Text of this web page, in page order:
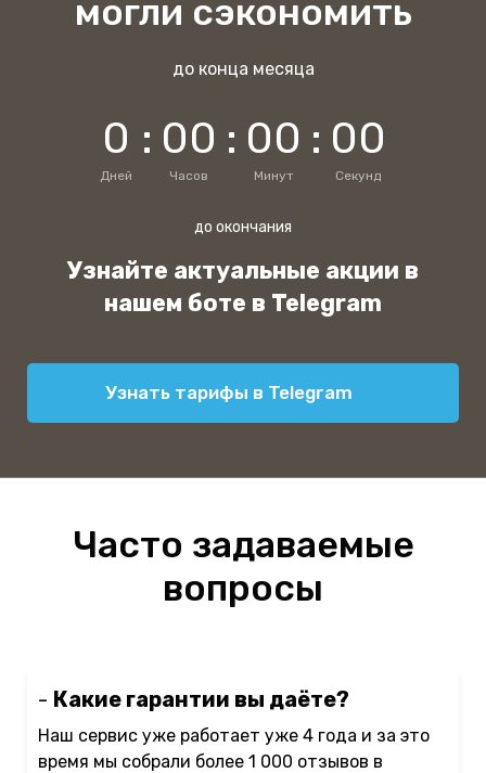
могли сэкономить
до конца месяца
0
Дней
: 00
Часов
: 00
Минут
: 00
Секунд
до окончания
Узнайте актуальные акции в
нашем боте в Telegram
Узнать тарифы в Telegram
Часто задаваемые
вопросы
- Какие гарантии вы даёте?
Наш сервис уже работает уже 4 года и за это
время мы собрали более 1 000 отзывов в